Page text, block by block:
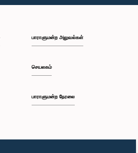
பாராளுமன்ற அலுவல்கள்
செயலகம்
பாராளுமன்ற நேரலை